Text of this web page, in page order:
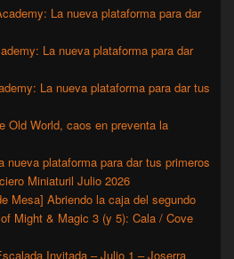
La nueva plataforma para dar
La nueva plataforma para dar
La nueva plataforma para dar tus
Old World, caos en preventa la
nueva plataforma para dar tus primeros
Miniaturil Julio 2026
Mesa] Abriendo la caja del segundo
Might & Magic 3 (y 5): Cala / Cove
Invitada – Julio 1 – Joserra